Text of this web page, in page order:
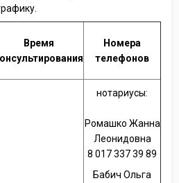
Время
Номера
телефонов
нотариусы:
Ромашко Жанна
Леонидовна
8 017 337 39 89
Бабич Ольга